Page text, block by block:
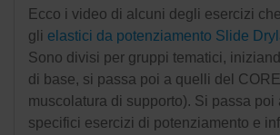
Ecco i video di alcuni degli esercizi
gli elastici da potenziamento Slide
Sono divisi per gruppi tematici,
di base, si passa poi a quelli del
muscolatura di supporto). Si passa poi
specifici esercizi di potenziamento e